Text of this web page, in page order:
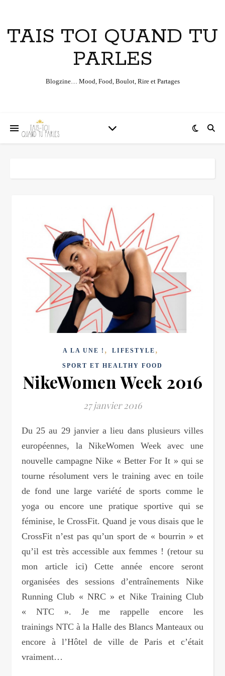
TAIS TOI QUAND TU
PARLES
Blogzine… Mood, Food, Boulot, Rire et Partages
A LA UNE ! , LIFESTYLE ,
SPORT ET HEALTHY FOOD
NikeWomen Week 2016
27 janvier 2016
Du 25 au 29 janvier a lieu dans plusieurs villes
européennes, la NikeWomen Week avec une
nouvelle campagne Nike « Better For It » qui se
tourne résolument vers le training avec en toile
de fond une large variété de sports comme le
yoga ou encore une pratique sportive qui se
féminise, le CrossFit. Quand je vous disais que le
CrossFit n’est pas qu’un sport de « bourrin » et
qu’il est très accessible aux femmes ! (retour su
mon article ici) Cette année encore seront
organisées des sessions d’entraînements Nike
Running Club « NRC » et Nike Training Club
« NTC ». Je me rappelle encore les
trainings NTC à la Halle des Blancs Manteaux ou
encore à l’Hôtel de ville de Paris et c’était
vraiment…